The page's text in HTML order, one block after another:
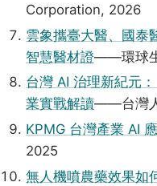
Corporation, 2026
雲象攜臺大醫、國泰
智慧醫材證——環球
台灣 AI 治理新紀元
業實戰解讀——台灣
KPMG 台灣產業 AI
2025
無人機噴農藥效果如